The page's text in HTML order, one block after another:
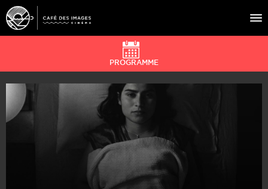
À L’AFFICHE
ÉVÉNEMENTS
CAFÉ DU CINÉ
PRATIQUE
ÉDUCATION AUX IMAGES
PROGRAMME